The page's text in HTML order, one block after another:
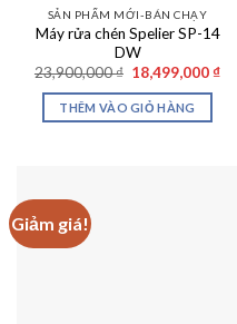
SẢN PHẨM MỚI-BÁN CHẠY
Máy rửa chén Spelier SP-14
DW
23,900,000₫ Giá
gốc
là:
23,900,000 ₫.
18,499,000 ₫Giá
THÊM VÀO GIỎ HÀNG
Giảm giá!